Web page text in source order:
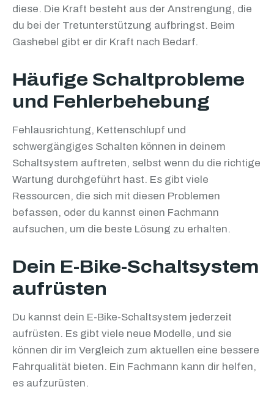
diese. Die Kraft besteht aus der Anstrengung, die
du bei der Tretunterstützung aufbringst. Beim
Gashebel gibt er dir Kraft nach Bedarf.
Häufige Schaltprobleme
und Fehlerbehebung
Fehlausrichtung, Kettenschlupf und
schwergängiges Schalten können in deinem
Schaltsystem auftreten, selbst wenn du die richtige
Wartung durchgeführt hast. Es gibt viele
Ressourcen, die sich mit diesen Problemen
befassen, oder du kannst einen Fachmann
aufsuchen, um die beste Lösung zu erhalten.
Dein E-Bike-Schaltsystem
aufrüsten
Du kannst dein E-Bike-Schaltsystem jederzeit
aufrüsten. Es gibt viele neue Modelle, und sie
können dir im Vergleich zum aktuellen eine bessere
Fahrqualität bieten. Ein Fachmann kann dir helfen,
es aufzurüsten.